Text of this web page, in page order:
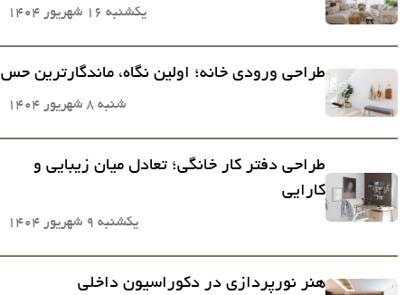
یکشنبه 16 شهریور 1404
طراحی ورودی خانه؛ اولین نگاه، ماندگارترین حس
شنبه 8 شهریور 1404
طراحی دفتر کار خانگی؛ تعادل میان زیبایی و
کارایی
یکشنبه 9 شهریور 1404
هنر نورپردازی در دکوراسیون داخلی